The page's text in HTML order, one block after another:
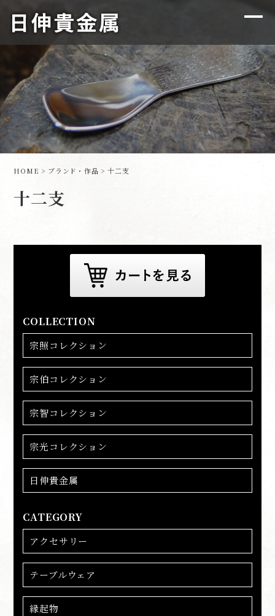
HOME > ブランド・作品 >十二支
十二支
COLLECTION
宗照コレクション
宗伯コレクション
宗智コレクション
宗光コレクション
日伸貴金属
CATEGORY
アクセサリー
テーブルウェア
縁起物